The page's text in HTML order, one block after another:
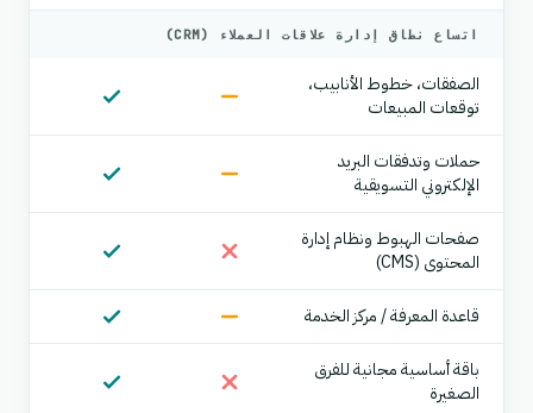
اتساع نطاق إدارة علاقات العملاء (CRM)
الصفقات، خطوط الأنابيب،
توقعات المبيعات
حملات وتدفقات البريد
الإلكتروني التسويقية
صفحات الهبوط ونظام إدارة
المحتوى (CMS)
قاعدة المعرفة / مركز الخدمة
باقة أساسية مجانية للفرق
الصغيرة